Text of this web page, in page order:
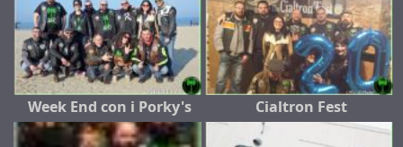
Week End con i Porky's Cialtron Fest